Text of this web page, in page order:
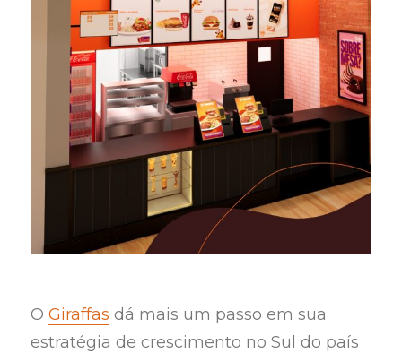
OGiraffas dá mais um passo em sua
estratégia de crescimento no Sul do país